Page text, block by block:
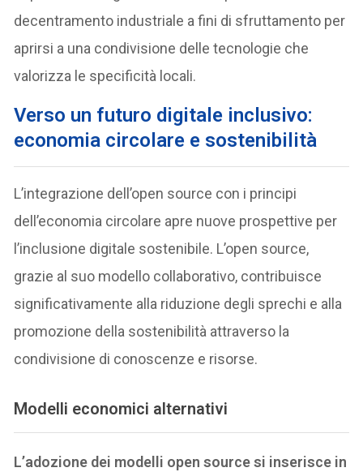
decentramento industriale a fini di sfruttamento per
aprirsi a una condivisione delle tecnologie che
valorizza le specificità locali.
Verso un futuro digitale inclusivo:
economia circolare e sostenibilità
L’integrazione dell’open source con i principi
dell’economia circolare apre nuove prospettive per
l’inclusione digitale sostenibile. L’open source,
grazie al suo modello collaborativo, contribuisce
significativamente alla riduzione degli sprechi e alla
promozione della sostenibilità attraverso la
condivisione di conoscenze e risorse.
Modelli economici alternativi
L’adozione dei modelli open source si inserisce in